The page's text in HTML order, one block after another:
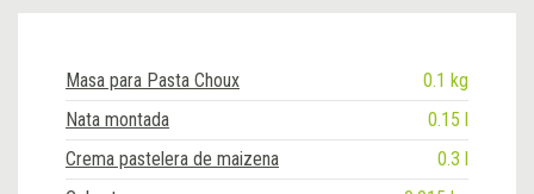
Masa para Pasta Choux
0.1 kg
Nata montada
0.15 l
Crema pastelera de maizena
0.3 l